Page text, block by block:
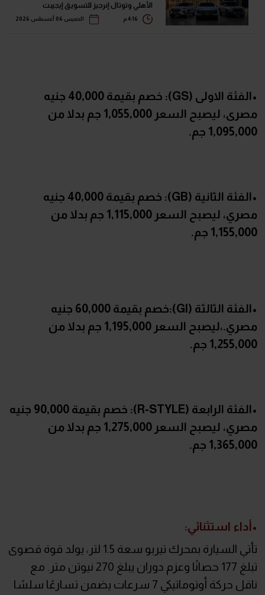
الأهلي وتوتال إنرجيز للتسويق إيجيبت
الخميس 06 أغسطس 2026
•الفئة الاولى (GS): خصم بقيمة 40,000 جنيه
مصرى، ليصبح السعر 1,055,000 جم بدلا من
1,095,000 جم.
•الفئة الثانية (GB): خصم بقيمة 40,000 جنيه
مصري، ليصبح السعر 1,115,000 جم بدلا من
1,155,000 جم.
•الفئة الثالثة (Gl):خصم بقيمة 60,000 جنيه
مصري.،ليصبح السعر 1,195,000 جم بدلا من
1,255,000 جم.
•الفئة الرابعة (R-STYLE): خصم بقيمة 90,000 جنيه
مصري، ليصبح السعر 1,275,000 جم بدلا من
1,365,000 جم.
•أداء استثنائي:
تأتي السيارة بمحرك تيربو سعة 1.5 لتر، يولد قوة قصوى
تبلغ 177 حصانًا وعزم دوران يبلغ 270 نيوتن متر. مع
ناقل حركة أوتوماتيكي 7 سرعات يضمن تسارعًا سلسًا